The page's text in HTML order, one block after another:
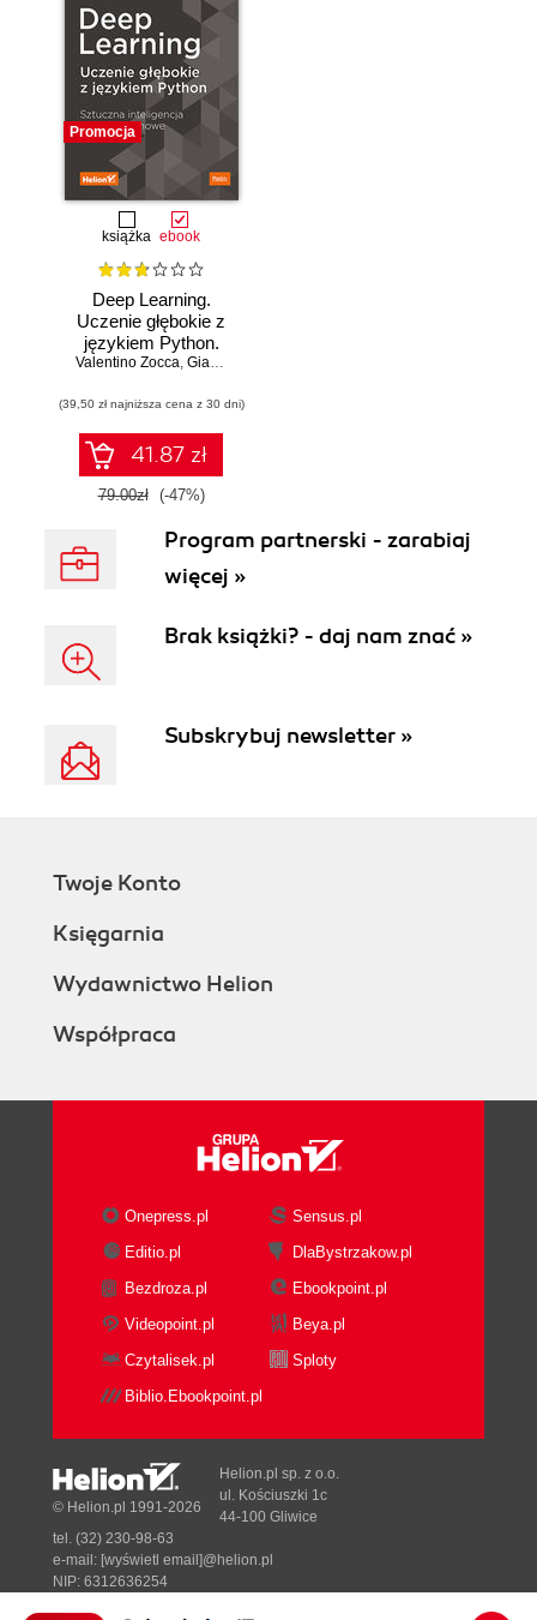
Promocja
książka ebook
Deep Learning.
Uczenie głębokie z
językiem Python.
Sztuczna
neuronowe
Valentino Zocca, Gianmario Spacagna
(39,50 zł najniższa cena z 30 dni)
41.87 zł
79.00zł (-47%)
Program partnerski - zarabiaj
więcej »
Brak książki? - daj nam znać »
Subskrybuj newsletter »
Twoje Konto
Księgarnia
Wydawnictwo Helion
Współpraca
Onepress.pl
Sensus.pl
Editio.pl
DlaBystrzakow.pl
Bezdroza.pl
Ebookpoint.pl
Videopoint.pl
Beya.pl
Czytalisek.pl
Sploty
Biblio.Ebookpoint.pl
© Helion.pl 1991-2026
Helion.pl sp. z o.o.
ul. Kościuszki 1c
44-100 Gliwice
tel. (32) 230-98-63
e-mail: [wyświetl email]@helion.pl
NIP: 6312636254